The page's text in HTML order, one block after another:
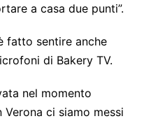
a casa due punti”.
fatto sentire anche
di Bakery TV.
nel momento
ci siamo messi